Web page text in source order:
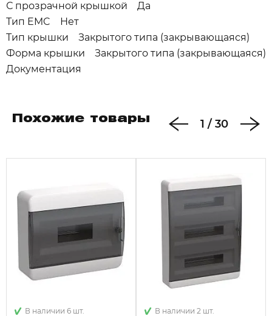
С прозрачной крышкой Да
Тип EMC Нет
Тип крышки Закрытого типа (закрывающаяся)
Форма крышки Закрытого типа (закрывающаяся)
Документация
Похожие товары 1 / 30
В наличии 6 шт. В наличии 2 шт.